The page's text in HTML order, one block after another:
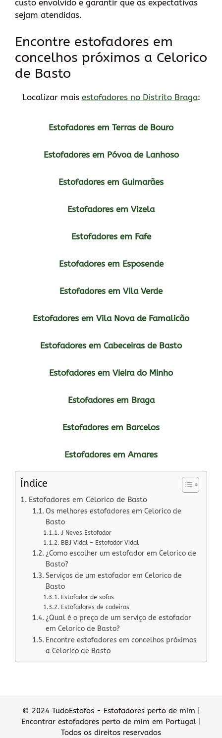
custo envolvido e garantir que as expectativas
sejam atendidas.
Encontre estofadores em
concelhos próximos a Celorico
de Basto
Localizar mais estofadores no Distrito Braga:
Estofadores em Terras de Bouro
Estofadores em Póvoa de Lanhoso
Estofadores em Guimarães
Estofadores em Vizela
Estofadores em Fafe
Estofadores em Esposende
Estofadores em Vila Verde
Estofadores em Vila Nova de Famalicão
Estofadores em Cabeceiras de Basto
Estofadores em Vieira do Minho
Estofadores em Braga
Estofadores em Barcelos
Estofadores em Amares
Índice
Estofadores em Celorico de Basto
Os melhores estofadores em Celorico de
Basto
J Neves Estofador
BBJ Vidal – Estofador Vidal
¿Como escolher um estofador em Celorico de
Basto?
Serviços de um estofador em Celorico de
Basto
Estofador de sofas
Estofadores de cadeiras
¿Qual é o preço de um serviço de estofador
em Celorico de Basto?
Encontre estofadores em concelhos próximos
a Celorico de Basto
© 2024 TudoEstofos - Estofadores perto de mim |
Encontrar estofadores perto de mim em Portugal |
Todos os direitos reservados